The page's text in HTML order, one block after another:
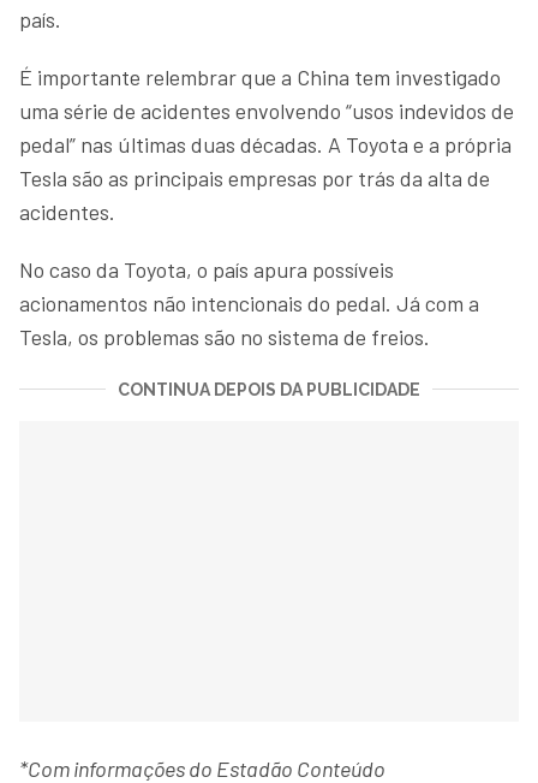
país.
É importante relembrar que a China tem investigado
uma série de acidentes envolvendo “usos indevidos de
pedal” nas últimas duas décadas. A Toyota e a própria
Tesla são as principais empresas por trás da alta de
acidentes.
No caso da Toyota, o país apura possíveis
acionamentos não intencionais do pedal. Já com a
Tesla, os problemas são no sistema de freios.
CONTINUA DEPOIS DA PUBLICIDADE
*Com informações do Estadão Conteúdo